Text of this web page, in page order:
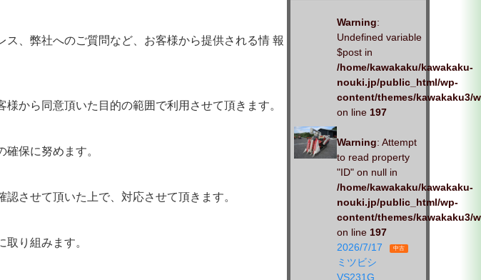
、弊社へのご質問など、お客様から提供される情 報
から同意頂いた目的の範囲で利用させて頂きます。
保に努めます。
させて頂いた上で、対応させて頂きます。
り組みます。
Warning:
Undefined variable
$post in
/home/kawakaku/kawakaku-
nouki.jp/public_html/wp-
content/themes/kawakaku3/
on line 197
Warning: Attempt
to read property
"ID" on null in
/home/kawakaku/kawakaku-
nouki.jp/public_html/wp-
content/themes/kawakaku3/
on line 197
2026/7/17
中古
ミツビシ
VS231G